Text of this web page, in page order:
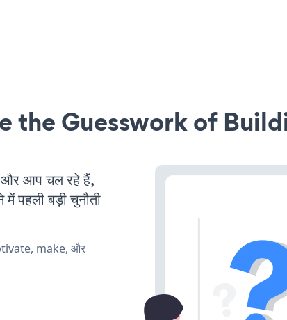
the Guesswork of
और आप चल रहे हैं,
पहली बड़ी चुनौती
make, और